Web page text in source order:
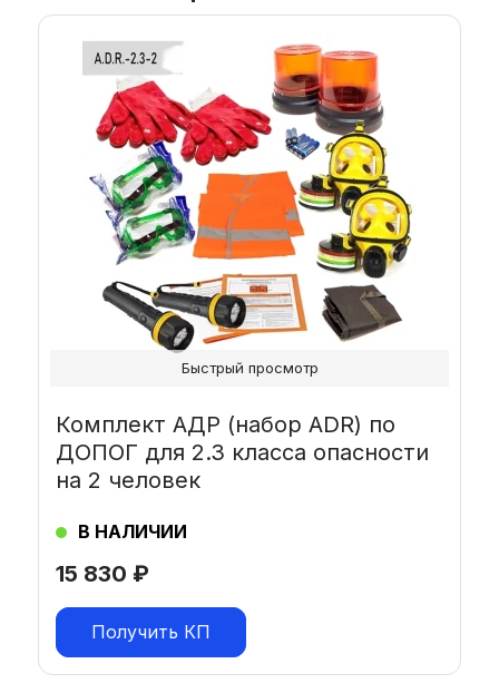
15 830 ₽
Комплект АДР (набор ADR) по
ДОПОГ для 2.3 класса опасности
на 2 человек
В НАЛИЧИИ
Получить КП
Быстрый просмотр